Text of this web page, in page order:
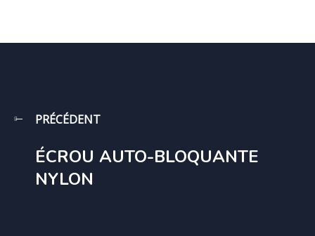
PRÉCÉDENT
ÉCROU AUTO-BLOQUANTE
NYLON